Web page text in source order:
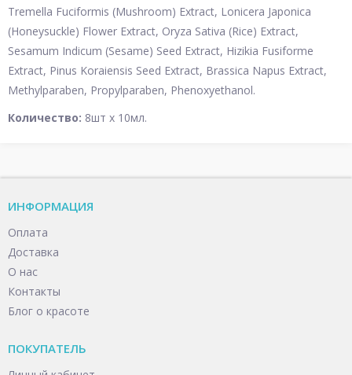
Tremella Fuciformis (Mushroom) Extract, Lonicera Japonica
(Honeysuckle) Flower Extract, Oryza Sativa (Rice) Extract,
Sesamum Indicum (Sesame) Seed Extract, Hizikia Fusiforme
Extract, Pinus Koraiensis Seed Extract, Brassica Napus Extract,
Methylparaben, Propylparaben, Phenoxyethanol.
Количество: 8шт х 10мл.
ИНФОРМАЦИЯ
Оплата
Доставка
О нас
Контакты
Блог о красоте
ПОКУПАТЕЛЬ